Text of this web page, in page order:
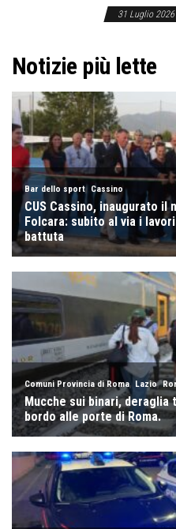
31 Luglio 2026
Notizie più lette